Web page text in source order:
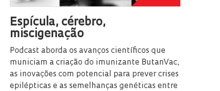
Espícula, cérebro,
miscigenação
Podcast aborda os avanços científicos que
municiam a criação do imunizante ButanVac,
as inovações com potencial para prever crises
epilépticas e as semelhanças genéticas entre